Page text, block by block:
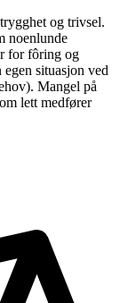
og trivsel.
noenlunde
for fôring og
situasjon ved
Mangel på
lett medfører